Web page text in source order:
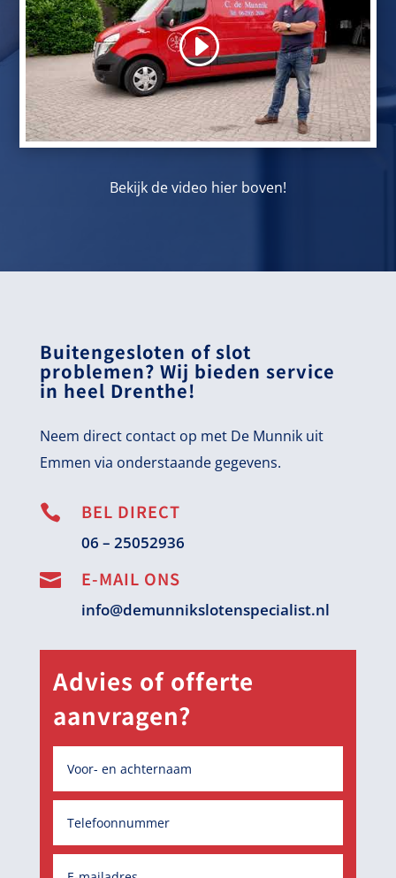
Bekijk de video hier boven!
Buitengesloten of slot
problemen? Wij bieden service
in heel Drenthe!
Neem direct contact op met De Munnik uit
Emmen via onderstaande gegevens.
 BEL DIRECT
06 – 25052936
 E-MAIL ONS
info@demunnikslotenspecialist.nl
Advies of offerte
aanvragen?